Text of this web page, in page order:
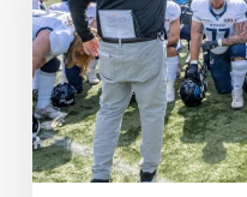
2026
in
Kopenhagen